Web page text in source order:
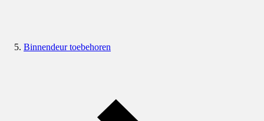
Binnendeur toebehoren